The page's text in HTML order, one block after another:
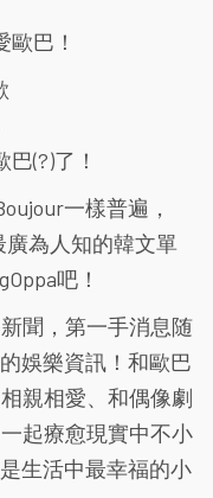
巴！
(?)了！
一樣普遍，
廣為人知的韓文單
吧！
聞，第一手消息随
娛樂資訊！和歐巴
親相愛、和偶像劇
起療愈現實中不小
生活中最幸福的小